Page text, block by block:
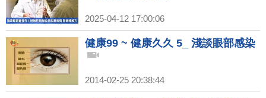
2025-04-12 17:00:06
健康99 ~ 健康久久 5_ 淺談眼部感染
2014-02-25 20:38:44